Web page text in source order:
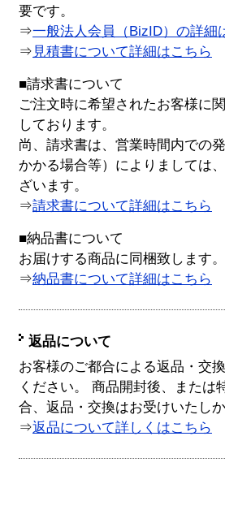
要です。
⇒一般法人会員（BizID）の詳細
⇒ 見積書について詳細はこちら
■請求書について
ご注文時に希望されたお客様に
しております。
尚、請求書は、営業時間内での
かかる場合等）によりましては
ざいます。
⇒請求書について詳細はこちら
■納品書について
お届けする商品に同梱致します。
⇒納品書について詳細はこちら
返品について
お客様のご都合による返品・交
ください。 商品開封後、または
合、返品・交換はお受けいたし
⇒返品について詳しくはこちら